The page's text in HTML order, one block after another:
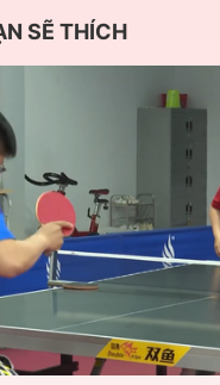
SẼ THÍCH